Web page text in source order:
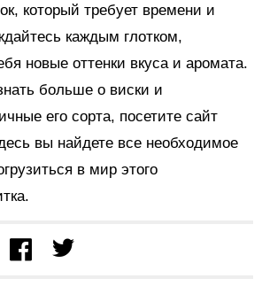
который требует времени и
каждым глотком,
новые оттенки вкуса и аромата.
больше о виски и
его сорта, посетите сайт
вы найдете все необходимое
в мир этого